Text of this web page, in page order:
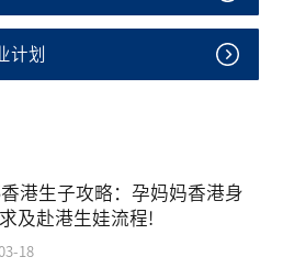
计划
港生子攻略：孕妈妈香港身
及赴港生娃流程!
18